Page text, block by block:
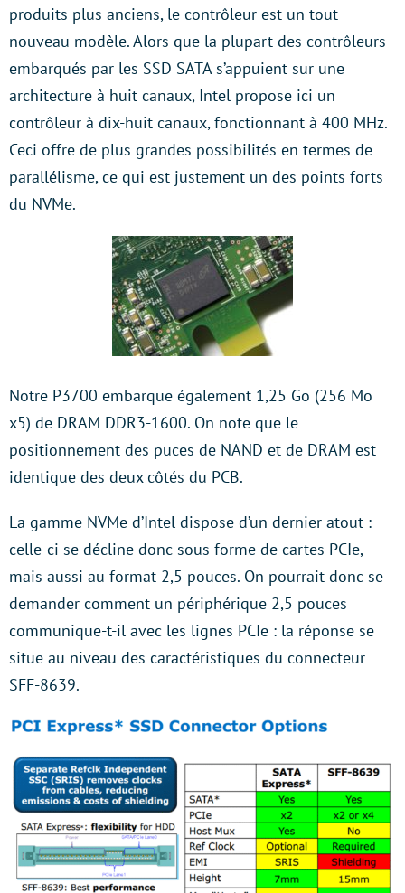
produits plus anciens, le contrôleur est un tout
nouveau modèle. Alors que la plupart des contrôleurs
embarqués par les SSD SATA s’appuient sur une
architecture à huit canaux, Intel propose ici un
contrôleur à dix-huit canaux, fonctionnant à 400 MHz.
Ceci offre de plus grandes possibilités en termes de
parallélisme, ce qui est justement un des points forts
du NVMe.
Notre P3700 embarque également 1,25 Go (256 Mo
x5) de DRAM DDR3-1600. On note que le
positionnement des puces de NAND et de DRAM est
identique des deux côtés du PCB.
La gamme NVMe d’Intel dispose d’un dernier atout :
celle-ci se décline donc sous forme de cartes PCIe,
mais aussi au format 2,5 pouces. On pourrait donc se
demander comment un périphérique 2,5 pouces
communique-t-il avec les lignes PCIe : la réponse se
situe au niveau des caractéristiques du connecteur
SFF-8639.